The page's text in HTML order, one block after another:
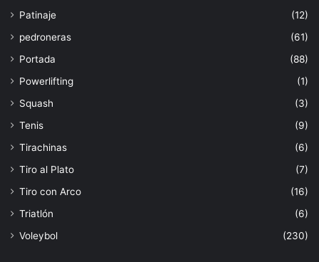
Patinaje
(12)
pedroneras
(61)
Portada
(88)
Powerlifting
(1)
Squash
(3)
Tenis
(9)
Tirachinas
(6)
Tiro al Plato
(7)
Tiro con Arco
(16)
Triatlón
(6)
Voleybol
(230)